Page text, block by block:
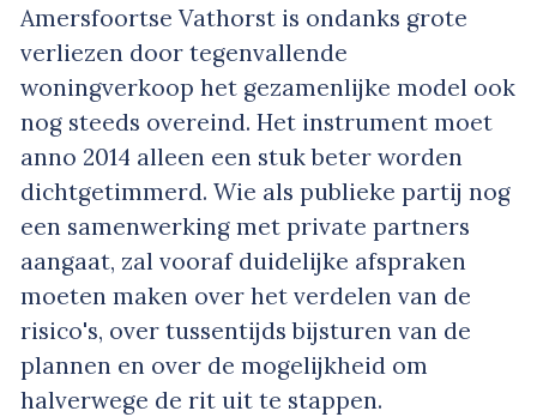
Amersfoortse Vathorst is ondanks grote
verliezen door tegenvallende
woningverkoop het gezamenlijke model ook
nog steeds overeind. Het instrument moet
anno 2014 alleen een stuk beter worden
dichtgetimmerd. Wie als publieke partij nog
een samenwerking met private partners
aangaat, zal vooraf duidelijke afspraken
moeten maken over het verdelen van de
risico's, over tussentijds bijsturen van de
plannen en over de mogelijkheid om
halverwege de rit uit te stappen.